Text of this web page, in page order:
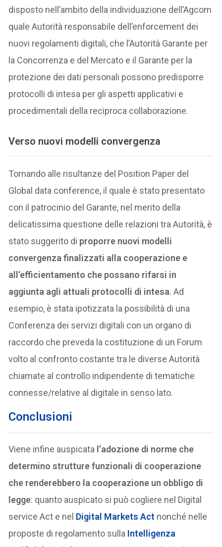
disposto nell’ambito della individuazione dell’Agcom
quale Autorità responsabile dell’enforcement dei
nuovi regolamenti digitali, che l’Autorità Garante per
la Concorrenza e del Mercato e il Garante per la
protezione dei dati personali possono predisporre
protocolli di intesa per gli aspetti applicativi e
procedimentali della reciproca collaborazione.
Verso nuovi modelli convergenza
Tornando alle risultanze del Position Paper del
Global data conference, il quale è stato presentato
con il patrocinio del Garante, nel merito della
delicatissima questione delle relazioni tra Autorità, è
stato suggerito di proporre nuovi modelli
convergenza finalizzati alla cooperazione e
all’efficientamento che possano rifarsi in
aggiunta agli attuali protocolli di intesa. Ad
esempio, è stata ipotizzata la possibilità di una
Conferenza dei servizi digitali con un organo di
raccordo che preveda la costituzione di un Forum
volto al confronto costante tra le diverse Autorità
chiamate al controllo indipendente di tematiche
connesse/relative al digitale in senso lato.
Conclusioni
Viene infine auspicata l’adozione di norme che
determino strutture funzionali di cooperazione
che renderebbero la cooperazione un obbligo di
legge: quanto auspicato si può cogliere nel Digital
service Act e nel Digital Markets Act nonché nelle
proposte di regolamento sulla Intelligenza